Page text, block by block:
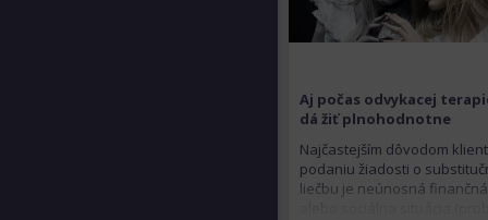
Aj počas odvykacej
dá žiť plnohodnotne
Najčastejším dôvodom
podaniu žiadosti o
liečbu je neúnosná finančná